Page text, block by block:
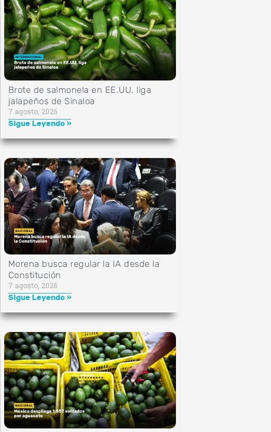
Brote de salmonela en EE.UU. liga
jalapeños de Sinaloa
7 agosto, 2026
Sigue Leyendo »
Morena busca regular la IA desde la
Constitución
7 agosto, 2026
Sigue Leyendo »